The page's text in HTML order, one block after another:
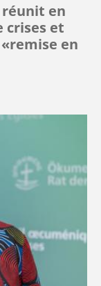
réunit en
crises et
en